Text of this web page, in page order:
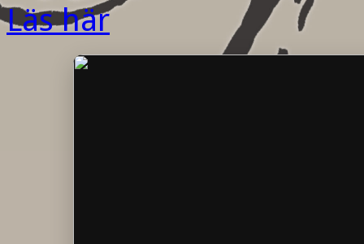
Läs här